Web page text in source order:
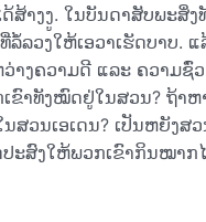
ສ້າງງູ. ໃນບັນດາສັບພະ
ວງໃຫ້ເອວາເຮັດບາບ. ແ
ຄວາມດີ ແລະ ຄວາມຊົ່ວ.
ຂົາທັງໝົດຢູ່ໃນສວນ? ຖ້າ
ວນເອເດນ? ເປັນຫຍັງສ
ສົງໃຫ້ພວກເຂົາກິນໝາກ
ເປັນເຫຍື່ອຂອງຄວາມຫຼ